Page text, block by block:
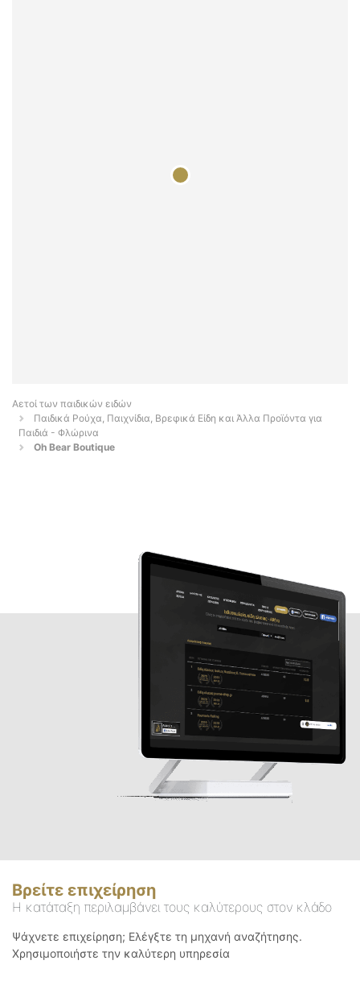
Αετοί των παιδικών ειδών
Παιδικά Ρούχα, Παιχνίδια, Βρεφικά Είδη και Άλλα Προϊόντα για
Παιδιά - Φλώρινα
Oh Bear Boutique
Βρείτε επιχείρηση
Η κατάταξη περιλαμβάνει τους καλύτερους στον κλάδο
Ψάχνετε επιχείρηση; Ελέγξτε τη μηχανή αναζήτησης.
Χρησιμοποιήστε την καλύτερη υπηρεσία